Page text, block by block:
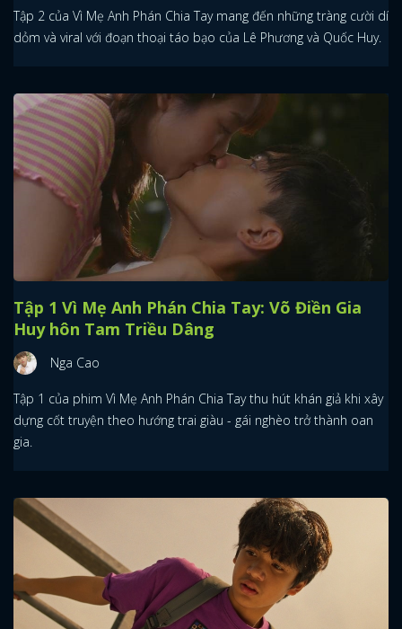
Tập 2 của Vì Mẹ Anh Phán Chia Tay mang đến những tràng cười dí
dỏm và viral với đoạn thoại táo bạo của Lê Phương và Quốc Huy.
Tập 1 Vì Mẹ Anh Phán Chia Tay: Võ Điền Gia
Huy hôn Tam Triều Dâng
Nga Cao
Tập 1 của phim Vì Mẹ Anh Phán Chia Tay thu hút khán giả khi xây
dựng cốt truyện theo hướng trai giàu - gái nghèo trở thành oan
gia.